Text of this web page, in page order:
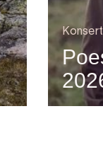
Konsert